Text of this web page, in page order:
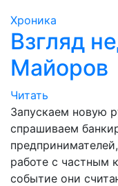
Хроника
Взгляд
Майоров
Читать
Запускаем новую
спрашиваем
работе с частным
событие они